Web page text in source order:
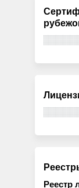
Реестр